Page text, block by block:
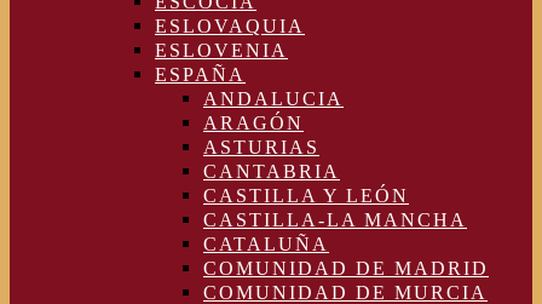
ESLOVAQUIA
ESLOVENIA
ESPAÑA
ANDALUCIA
ARAGÓN
ASTURIAS
CANTABRIA
CASTILLA Y LEÓN
CASTILLA-LA MANCHA
CATALUÑA
COMUNIDAD DE MADRID
COMUNIDAD DE MURCIA